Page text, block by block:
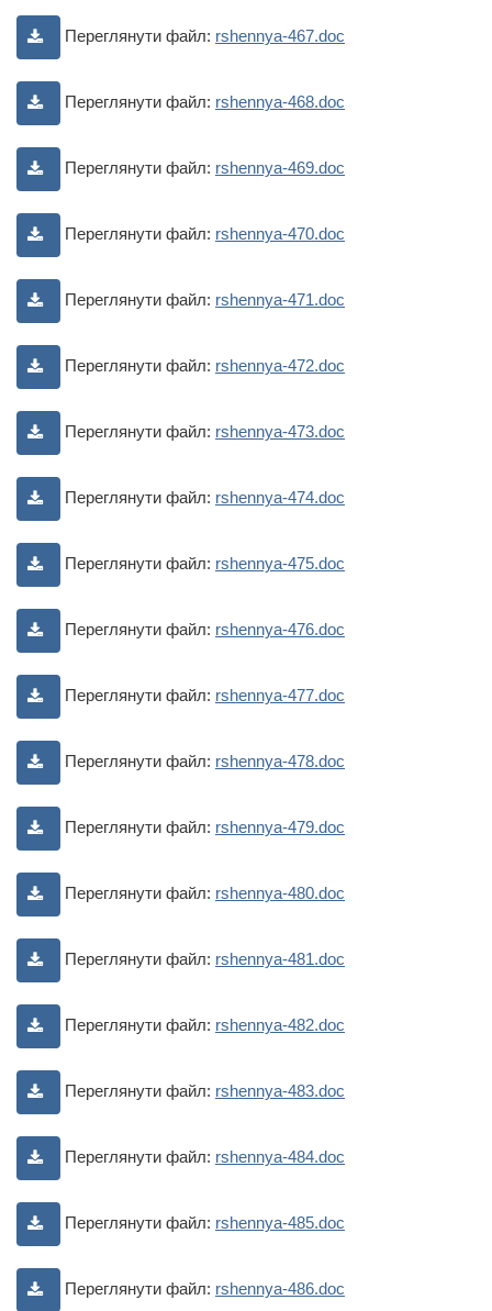
Переглянути файл: rshennya-467.doc
Переглянути файл: rshennya-468.doc
Переглянути файл: rshennya-469.doc
Переглянути файл: rshennya-470.doc
Переглянути файл: rshennya-471.doc
Переглянути файл: rshennya-472.doc
Переглянути файл: rshennya-473.doc
Переглянути файл: rshennya-474.doc
Переглянути файл: rshennya-475.doc
Переглянути файл: rshennya-476.doc
Переглянути файл: rshennya-477.doc
Переглянути файл: rshennya-478.doc
Переглянути файл: rshennya-479.doc
Переглянути файл: rshennya-480.doc
Переглянути файл: rshennya-481.doc
Переглянути файл: rshennya-482.doc
Переглянути файл: rshennya-483.doc
Переглянути файл: rshennya-484.doc
Переглянути файл: rshennya-485.doc
Переглянути файл: rshennya-486.doc